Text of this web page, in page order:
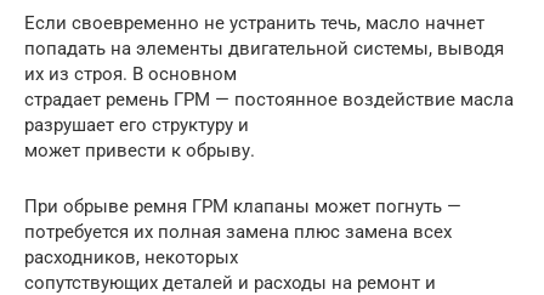
Если своевременно не устранить течь, масло начнет
попадать на элементы двигательной системы, выводя
их из строя. В основном
страдает ремень ГРМ — постоянное воздействие масла
разрушает его структуру и
может привести к обрыву.
При обрыве ремня ГРМ клапаны может погнуть —
потребуется их полная замена плюс замена всех
расходников, некоторых
сопутствующих деталей и расходы на ремонт и